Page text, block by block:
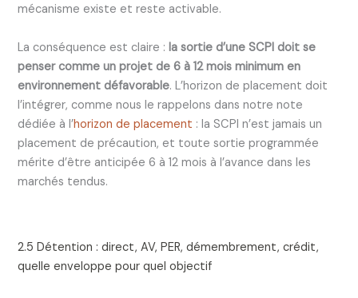
mécanisme existe et reste activable.
La conséquence est claire :la sortie d’une SCPI doit se
penser comme un projet de 6 à 12 mois minimum en
environnement défavorable. L’horizon de placement doit
l’intégrer, comme nous le rappelons dans notre note
dédiée à l’horizon de placement : la SCPI n’est jamais un
placement de précaution, et toute sortie programmée
mérite d’être anticipée 6 à 12 mois à l’avance dans les
marchés tendus.
2.5 Détention : direct, AV, PER, démembrement, crédit,
quelle enveloppe pour quel objectif